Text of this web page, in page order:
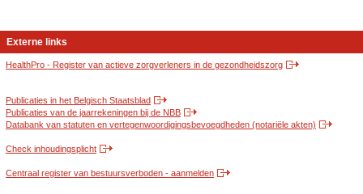
Externe links
HealthPro - Register van actieve zorgverleners in de gezondheidszorg
Publicaties in het Belgisch Staatsblad
Publicaties van de jaarrekeningen bij de NBB
Databank van statuten en vertegenwoordigingsbevoegdheden (notariële akten)
Check inhoudingsplicht
Centraal register van bestuursverboden - aanmelden